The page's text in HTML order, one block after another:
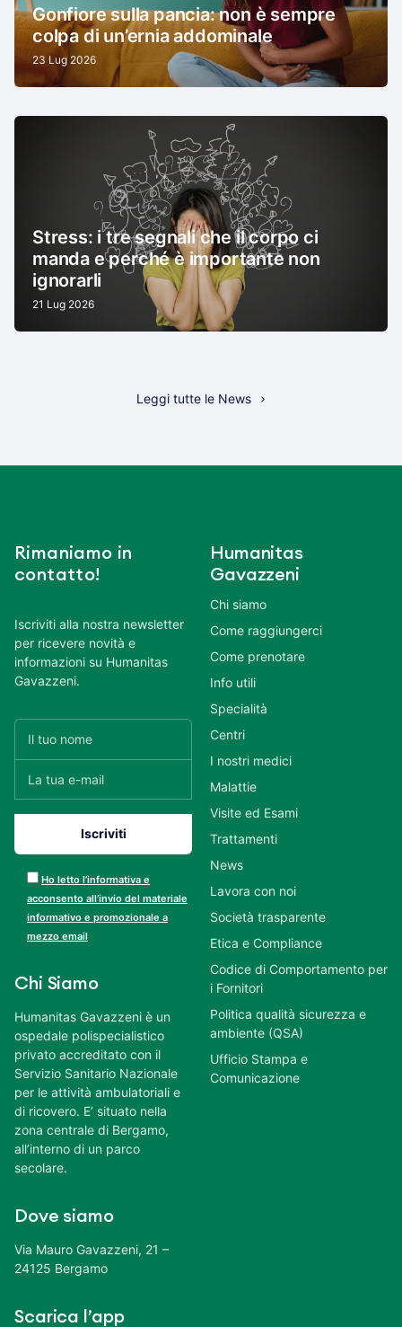
Gonfiore sulla pancia: non è sempre
colpa di un’ernia addominale
23 Lug 2026
Stress: i tre segnali che il corpo ci
manda e perché è importante non
ignorarli
21 Lug 2026
Leggi tutte le News
Rimaniamo in
contatto!
Iscriviti alla nostra newsletter
per ricevere novità e
informazioni su Humanitas
Gavazzeni.
Ho letto l’informativa e
acconsento all’invio del materiale
informativo e promozionale a
mezzo email
Chi Siamo
Humanitas Gavazzeni è un
ospedale polispecialistico
privato accreditato con il
Servizio Sanitario Nazionale
per le attività ambulatoriali e
di ricovero. E’ situato nella
zona centrale di Bergamo,
all’interno di un parco
secolare.
Dove siamo
Via Mauro Gavazzeni, 21 –
24125 Bergamo
Scarica l’app
Humanitas
Gavazzeni
Chi siamo
Come raggiungerci
Come prenotare
Info utili
Specialità
Centri
I nostri medici
Malattie
Visite ed Esami
Trattamenti
News
Lavora con noi
Società trasparente
Etica e Compliance
Codice di Comportamento per
i Fornitori
Politica qualità sicurezza e
ambiente (QSA)
Ufficio Stampa e
Comunicazione